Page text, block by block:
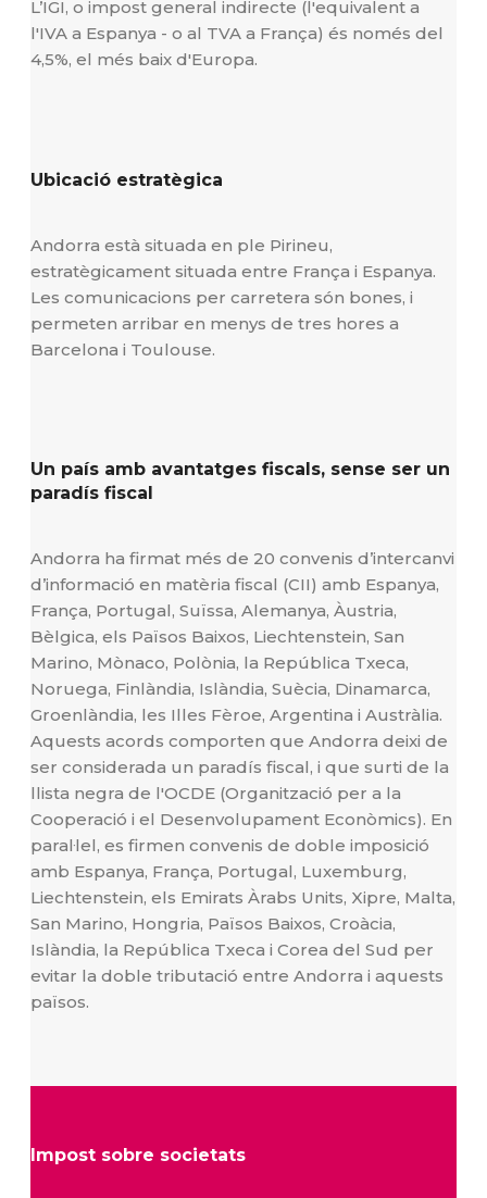
L’IGI, o impost general indirecte (l'equivalent a
l'IVA a Espanya - o al TVA a França) és només del
4,5%, el més baix d'Europa.
Ubicació estratègica
Andorra està situada en ple Pirineu,
estratègicament situada entre França i Espanya.
Les comunicacions per carretera són bones, i
permeten arribar en menys de tres hores a
Barcelona i Toulouse.
Un país amb avantatges fiscals, sense ser un
paradís fiscal
Andorra ha firmat més de 20 convenis d’intercanvi
d’informació en matèria fiscal (CII) amb Espanya,
França, Portugal, Suïssa, Alemanya, Àustria,
Bèlgica, els Països Baixos, Liechtenstein, San
Marino, Mònaco, Polònia, la República Txeca,
Noruega, Finlàndia, Islàndia, Suècia, Dinamarca,
Groenlàndia, les Illes Fèroe, Argentina i Austràlia.
Aquests acords comporten que Andorra deixi de
ser considerada un paradís fiscal, i que surti de la
llista negra de l'OCDE (Organització per a la
Cooperació i el Desenvolupament Econòmics). En
paral·lel, es firmen convenis de doble imposició
amb Espanya, França, Portugal, Luxemburg,
Liechtenstein, els Emirats Àrabs Units, Xipre, Malta,
San Marino, Hongria, Països Baixos, Croàcia,
Islàndia, la República Txeca i Corea del Sud per
evitar la doble tributació entre Andorra i aquests
països.
Impost sobre societats